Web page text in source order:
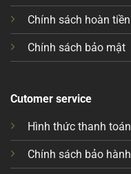
Chính sách hoàn tiền
Chính sách bảo mật
Cutomer service
Hình thức thanh toán
Chính sách bảo hành